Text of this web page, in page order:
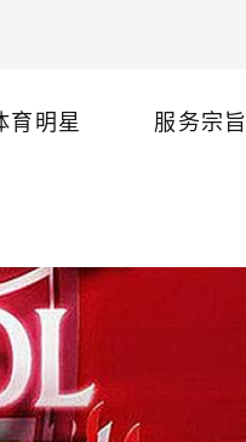
育明星 服务宗旨